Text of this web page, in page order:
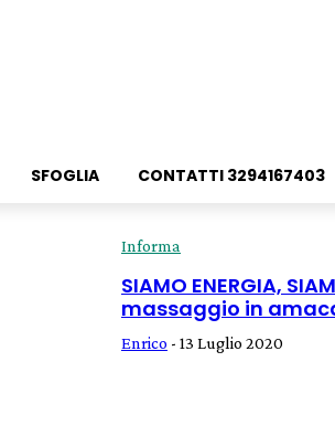
SFOGLIA CONTATTI 3294167403
Informa
SIAMO ENERGIA,
massaggio in
Enrico - 13 Luglio 2020